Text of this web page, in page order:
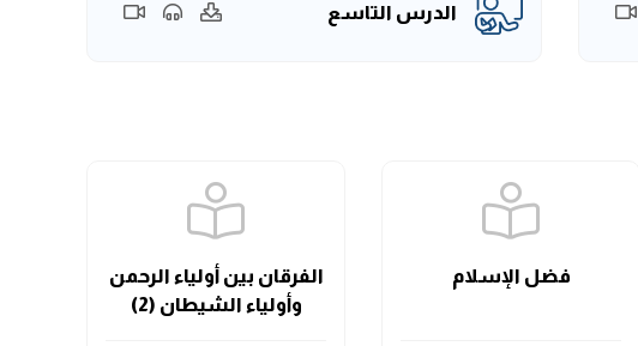
الدرس التاسع
فضل الإسلام
الفرقان بين أولياء الرحمن
وأولياء الشيطان (2)